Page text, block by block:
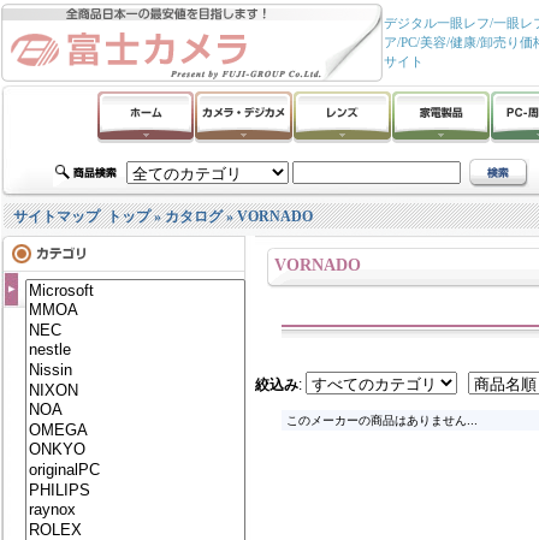
デジタル一眼レフ/一眼レ
ア/PC/美容/健康/卸売り
サイト
サイトマップ トップ»カタログ»VORNADO
VORNADO
絞込み:
このメーカーの商品はありません...